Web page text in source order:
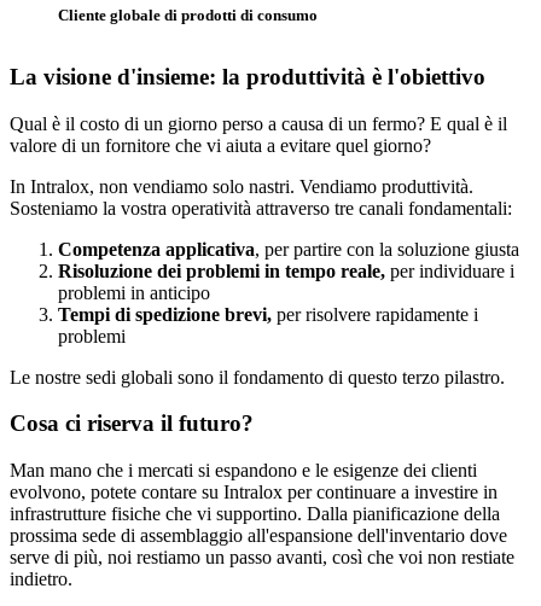
Cliente globale di prodotti di consumo
La visione d'insieme: la produttività è l'obiettivo
Qual è il costo di un giorno perso a causa di un fermo? E qual è il
valore di un fornitore che vi aiuta a evitare quel giorno?
In Intralox, non vendiamo solo nastri. Vendiamo produttività.
Sosteniamo la vostra operatività attraverso tre canali fondamentali:
Competenza applicativa, per partire con la soluzione giusta
Risoluzione dei problemi in tempo reale, per individuare i
problemi in anticipo
Tempi di spedizione brevi, per risolvere rapidamente i
problemi
Le nostre sedi globali sono il fondamento di questo terzo pilastro.
Cosa ci riserva il futuro?
Man mano che i mercati si espandono e le esigenze dei clienti
evolvono, potete contare su Intralox per continuare a investire in
infrastrutture fisiche che vi supportino. Dalla pianificazione della
prossima sede di assemblaggio all'espansione dell'inventario dove
serve di più, noi restiamo un passo avanti, così che voi non restiate
indietro.